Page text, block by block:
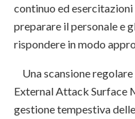
continuo ed
preparare il personale e
rispondere in modo
Una scansione
External Attack Surface
gestione tempestiva